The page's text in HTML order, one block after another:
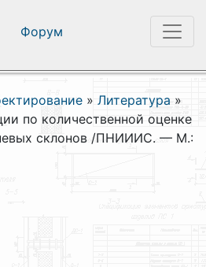
Форум
» Литература »
по количественной оценке
склонов /ПНИИИС. — М.: